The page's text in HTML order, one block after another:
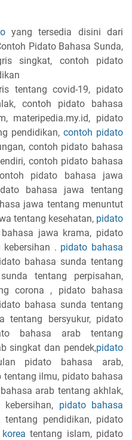
yang tersedia disini dari
Pidato Bahasa Sunda,
singkat, contoh pidato
tentang covid-19, pidato
contoh pidato bahasa
materipedia.my.id, pidato
pendidikan, contoh pidato
contoh pidato bahasa
contoh pidato bahasa
pidato bahasa jawa
bahasa jawa tentang
jawa tentang menuntut
tentang kesehatan, pidato
jawa krama, pidato
. pidato bahasa
bahasa sunda tentang
tentang perpisahan,
corona , pidato bahasa
bahasa sunda tentang
tentang bersyukur, pidato
bahasa arab tentang
singkat dan pendek,pidato
pidato bahasa arab,
ilmu, pidato bahasa
arab tentang akhlak,
pidato bahasa
pendidikan, pidato
tentang islam, pidato